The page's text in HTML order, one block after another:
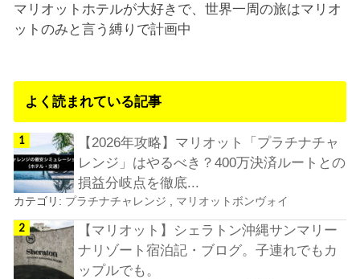
マリオットホテルが大好きで、世界一周の旅はマリオ
ットのみと言う縛りで計画中
よく読まれている記事
【2026年攻略】マリオット「プラチナチャ
レンジ」はやるべき？400万決済ルートとの
損益分岐点を徹底...
カテゴリ: プラチナチャレンジ マリオットボンヴォイ
【マリオット】シェラトン沖縄サンマリー
ナリゾート宿泊記・ブログ。子連れでもカ
ップルでも。